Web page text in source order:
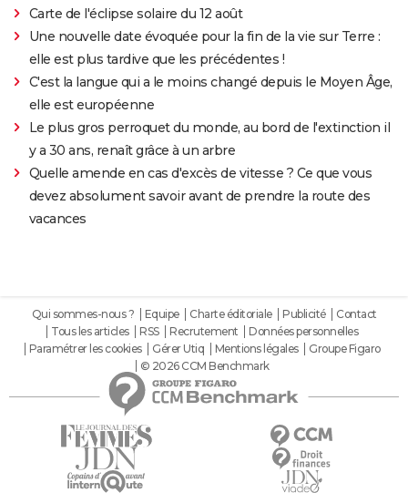
Carte de l'éclipse solaire du 12 août
Une nouvelle date évoquée pour la fin de la vie sur Terre :
elle est plus tardive que les précédentes !
C'est la langue qui a le moins changé depuis le Moyen Âge,
elle est européenne
Le plus gros perroquet du monde, au bord de l'extinction il
y a 30 ans, renaît grâce à un arbre
Quelle amende en cas d'excès de vitesse ? Ce que vous
devez absolument savoir avant de prendre la route des
vacances
Qui sommes-nous ? Equipe Charte éditoriale Publicité
Contact
Tous les articles
RSS Recrutement
Données personnelles
Paramétrer les cookies
Gérer Utiq Mentions légales
Groupe Figaro
© 2026 CCM Benchmark